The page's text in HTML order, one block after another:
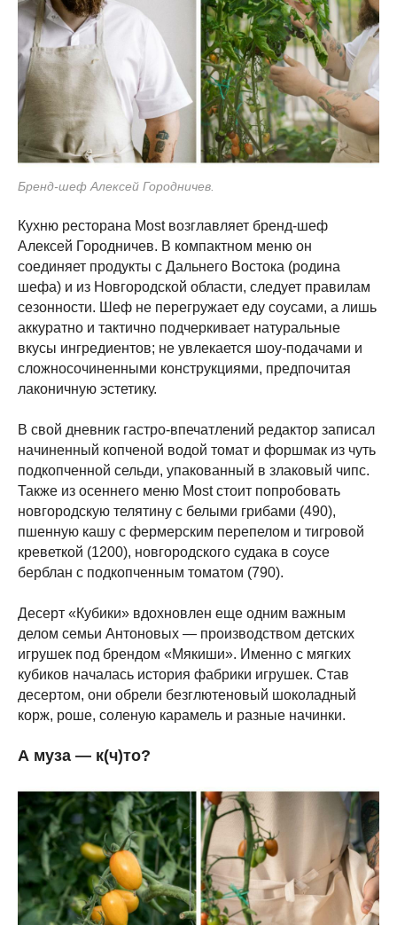
Бренд-шеф Алексей Городничев.
Кухню ресторана Most возглавляет бренд-шеф
Алексей Городничев. В компактном меню он
соединяет продукты с Дальнего Востока (родина
шефа) и из Новгородской области, следует правилам
сезонности. Шеф не перегружает еду соусами, а лишь
аккуратно и тактично подчеркивает натуральные
вкусы ингредиентов; не увлекается шоу-подачами и
сложносочиненными конструкциями, предпочитая
лаконичную эстетику.
В свой дневник гастро-впечатлений редактор записал
начиненный копченой водой томат и форшмак из чуть
подкопченной сельди, упакованный в злаковый чипс.
Также из осеннего меню Most стоит попробовать
новгородскую телятину с белыми грибами (490),
пшенную кашу с фермерским перепелом и тигровой
креветкой (1200), новгородского судака в соусе
берблан с подкопченным томатом (790).
Десерт «Кубики» вдохновлен еще одним важным
делом семьи Антоновых — производством детских
игрушек под брендом «Мякиши». Именно с мягких
кубиков началась история фабрики игрушек. Став
десертом, они обрели безглютеновый шоколадный
корж, роше, соленую карамель и разные начинки.
А муза — к(ч)то?